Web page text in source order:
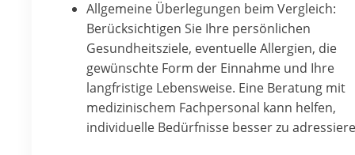
Allgemeine Überlegungen beim Vergleich:
Berücksichtigen Sie Ihre persönlichen
Gesundheitsziele, eventuelle Allergien, die
gewünschte Form der Einnahme und Ihre
langfristige Lebensweise. Eine Beratung mit
medizinischem Fachpersonal kann helfen,
individuelle Bedürfnisse besser zu